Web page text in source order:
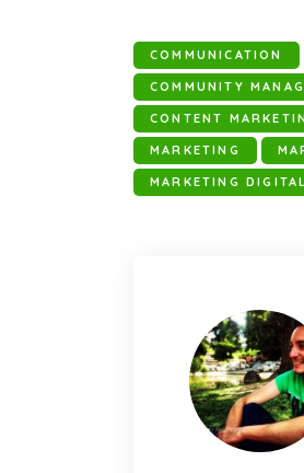
COMMUNICATION
COMMUNITY
CONTENT
MARKETING
MARKETING DIGITAL